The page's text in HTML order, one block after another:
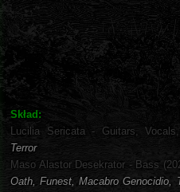
Skład:
Lucilia Sericata - Guitars,
Terror
Maso Alastor Desekrator - Bass
Oath, Funest, Macabro Genocidio,